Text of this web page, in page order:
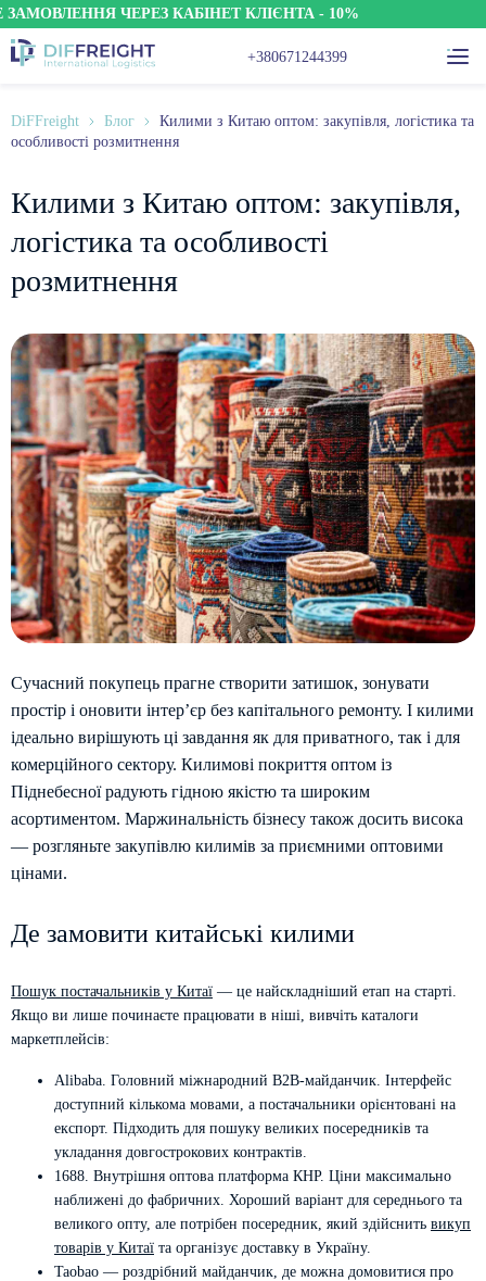
ЧЕРЕЗ КАБІНЕТ КЛІЄНТА - 10%
+380671244399
DiFFreight Блог
Килими з Китаю оптом: закупівля, логістика та
особливості розмитнення
Килими з Китаю оптом: закупівля,
логістика та особливості
розмитнення
Сучасний покупець прагне створити затишок, зонувати
простір і оновити інтер’єр без капітального ремонту. І килими
ідеально вирішують ці завдання як для приватного, так і для
комерційного сектору. Килимові покриття оптом із
Піднебесної радують гідною якістю та широким
асортиментом. Маржинальність бізнесу також досить висока
— розгляньте закупівлю килимів за приємними оптовими
цінами.
Де замовити китайські килими
Пошук постачальників у Китаї — це найскладніший етап на старті.
Якщо ви лише починаєте працювати в ніші, вивчіть каталоги
маркетплейсів:
Alibaba. Головний міжнародний B2B-майданчик. Інтерфейс
доступний кількома мовами, а постачальники орієнтовані на
експорт. Підходить для пошуку великих посередників та
укладання довгострокових контрактів.
1688. Внутрішня оптова платформа КНР. Ціни максимально
наближені до фабричних. Хороший варіант для середнього та
великого опту, але потрібен посередник, який здійснить викуп
товарів у Китаї та організує доставку в Україну.
Taobao — роздрібний майданчик, де можна домовитися про